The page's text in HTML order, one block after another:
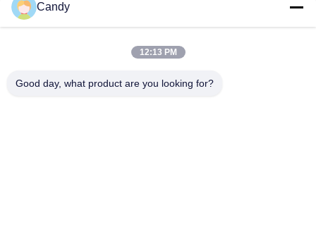
iPhone 17 Pro Max用メタルフレーム付きプレミアムアラミドカ
ーボンファイバーモバイルカバー
オーダーメイド メタルフレーム アラミド カーボンファイバー
Candy
12:13 PM
Good day, what product are you looking for?